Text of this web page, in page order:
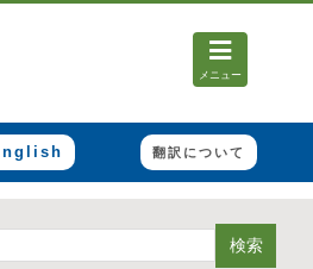
メニュー
翻訳について
検索